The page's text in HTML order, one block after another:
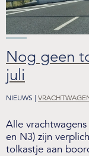
Nog geen
juli
NIEUWS |
Alle
en N3) zijn
tolkastje aan